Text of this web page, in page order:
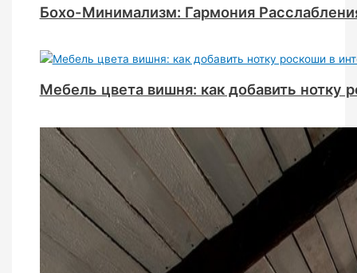
Бохо-Минимализм: Гармония
Мебель цвета вишня: как добавить нотку